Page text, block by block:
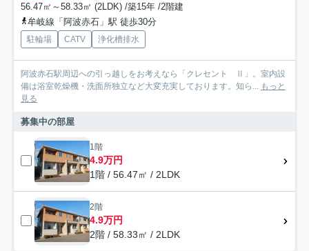
56.47㎡～58.33㎡ (2LDK) /築15年 /2階建
牟岐線「阿波赤石」駅 徒歩30分
駐輪場 CATV 浄化槽排水
阿波赤石駅周辺への引っ越しをお考えなら「クレセント Ⅱ」。室内設
備は浴室乾燥機・洗面所独立など大変充実しております。知ら...
もっと
見る
募集中の部屋
1階
4.9万円
1階 / 56.47㎡ / 2LDK
2階
4.9万円
2階 / 58.33㎡ / 2LDK